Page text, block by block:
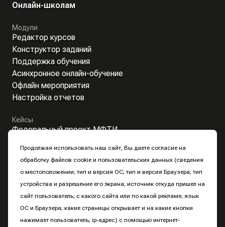
Онлайн-школам
Модули
Редактор курсов
Конструктор заданий
Поддержка обучения
Асинхронное онлайн-обучение
Офлайн мероприятия
Настройка отчетов
Кейсы
Федеральный проект МФТИ
Онлайн-система ДПО и конференции для СурГУ
Продолжая использовать наш сайт, Вы даете согласие на
обработку файлов cookie и пользовательских данных (сведения
о местоположении; тип и версия ОС; тип и версия Браузера; тип
устройства и разрешение его экрана; источник откуда пришел на
сайт пользователь; с какого сайта или по какой рекламе; язык
ОС и Браузера; какие страницы открывает и на какие кнопки
нажимает пользователь; ip-адрес) с помощью интернет-